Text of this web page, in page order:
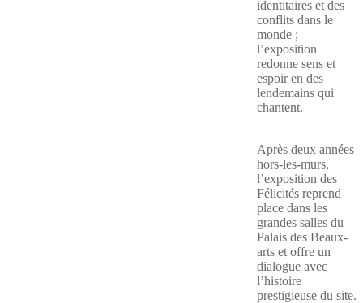
identitaires et des
conflits dans le
monde ;
l’exposition
redonne sens et
espoir en des
lendemains qui
chantent.
Après deux années
hors-les-murs,
l’exposition des
Félicités reprend
place dans les
grandes salles du
Palais des Beaux-
arts et offre un
dialogue avec
l’histoire
prestigieuse du site.